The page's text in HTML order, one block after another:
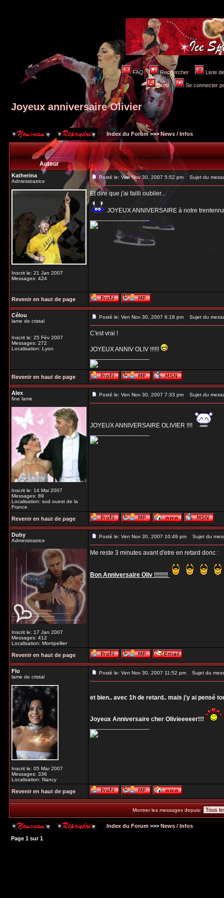
FAQ Rechercher Liste
Profil Se connecter
Joyeux anniversaire Olivier
Index du Forum>>>News / Infos
Auteur
Katherina
Administratrice
Inscrit le: 21 Jan 2007
Messages: 424
Posté le: Ven Nov 30, 2007 5:52 pm Sujet du
Et dire que j'ai failli oublier...
JOYEUX ANNIVERSAIRE à notre
_________________
Revenir en haut de page
Célou
lame de cristal
Inscrit le: 25 Fév 2007
Messages: 272
Localisation: Lyon
Posté le: Ven Nov 30, 2007 6:18 pm Sujet du
C'est vrai !
JOYEUX ANNIV OLIV !!!!!!
_________________
Revenir en haut de page
Alex
fine lame
Inscrit le: 14 Mai 2007
Messages: 89
Localisation: sud ouest de la
France
Posté le: Ven Nov 30, 2007 7:33 pm Sujet du
JOYEUX ANNIVERSAIRE OLIVIER !!!!
_________________
Revenir en haut de page
Duby
Administratrice
Inscrit le: 17 Jan 2007
Messages: 412
Localisation: Montpellier
Posté le: Ven Nov 30, 2007 10:49 pm Sujet du
Me reste 3 minutes avant d'etre en retard donc :
Bon Anniversaire Oliv !!!!!!!
Revenir en haut de page
Flo
lame de cristal
Inscrit le: 05 Mar 2007
Messages: 336
Localisation: Nancy
Posté le: Ven Nov 30, 2007 11:52 pm Sujet du
et bien.. avec 1h de retard.. mais j'y ai pensé
Joyeux Anniversaire cher Olivieeeeer!!!
_________________
Revenir en haut de page
Montrer les messages depuis:
Index du Forum >>> News / Infos
Page 1 sur1